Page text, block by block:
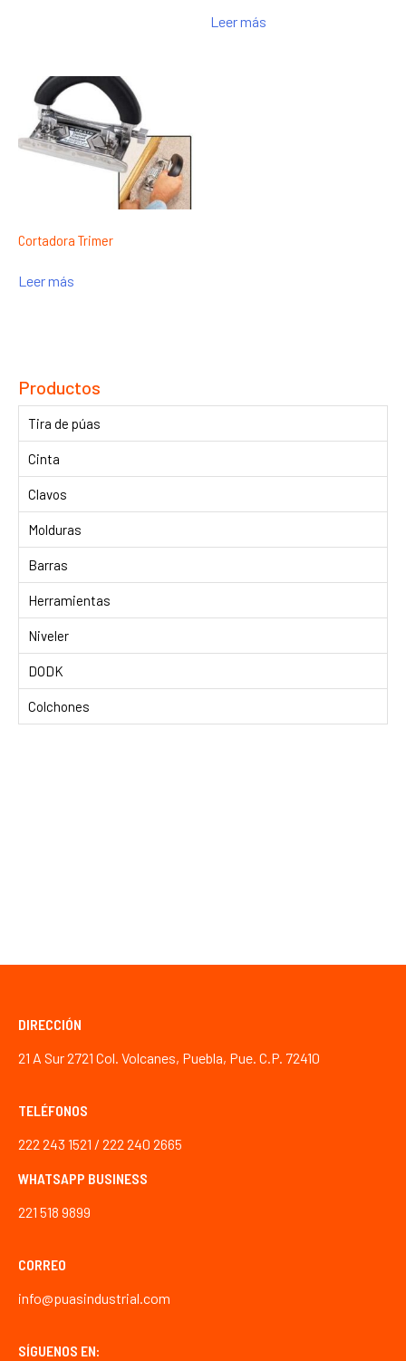
Leer más
Cortadora Trimer
Leer más
Productos
Tira de púas
Cinta
Clavos
Molduras
Barras
Herramientas
Niveler
DODK
Colchones
DIRECCIÓN
21 A Sur 2721 Col. Volcanes, Puebla, Pue. C.P. 72410
TELÉFONOS
222 243 1521 / 222 240 2665
WHATSAPP BUSINESS
221 518 9899
CORREO
info@puasindustrial.com
SÍGUENOS EN: